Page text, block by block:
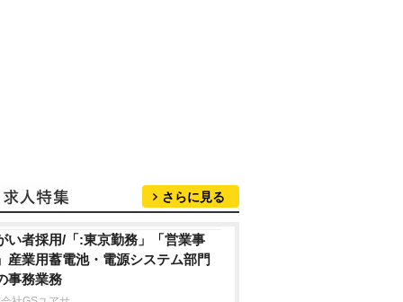
さらに見る
い者採用/「:東京勤務」「営業事
産業用蓄電池・電源システム部門
事務業務